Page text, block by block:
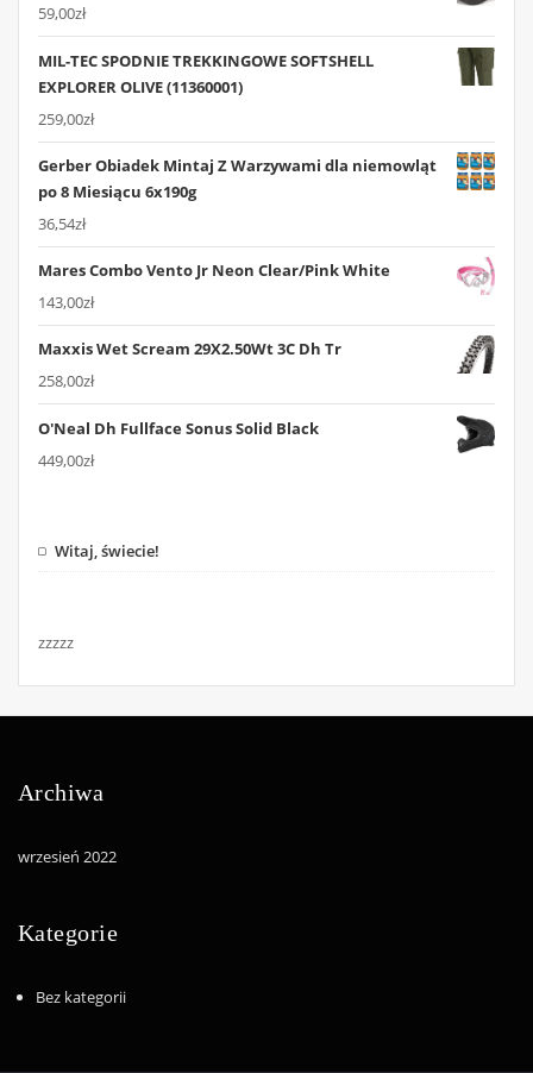
59,00zł
MIL-TEC SPODNIE TREKKINGOWE SOFTSHELL
EXPLORER OLIVE (11360001)
259,00zł
Gerber Obiadek Mintaj Z Warzywami dla niemowląt
po 8 Miesiącu 6x190g
36,54zł
Mares Combo Vento Jr Neon Clear/Pink White
143,00zł
Maxxis Wet Scream 29X2.50Wt 3C Dh Tr
258,00zł
O'Neal Dh Fullface Sonus Solid Black
449,00zł
Witaj, świecie!
zzzzz
Archiwa
wrzesień 2022
Kategorie
Bez kategorii